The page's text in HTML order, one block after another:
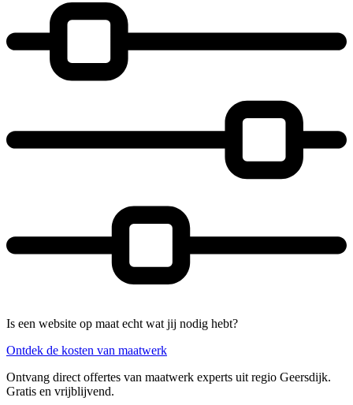
Is een website op maat echt wat jij nodig hebt?
Ontdek de kosten van maatwerk
Ontvang direct offertes van maatwerk experts uit regio Geersdijk.
Gratis en vrijblijvend.